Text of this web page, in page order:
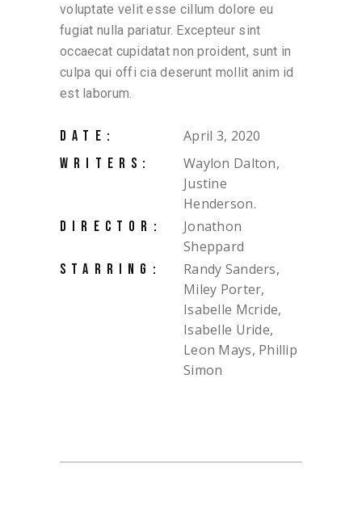
voluptate velit esse cillum dolore eu
fugiat nulla pariatur. Excepteur sint
occaecat cupidatat non proident, sunt in
culpa qui offi cia deserunt mollit anim id
est laborum.
DATE: April 3, 2020
WRITERS:
Waylon Dalton,
Justine
Henderson.
DIRECTOR:
Jonathon
Sheppard
STARRING:
Randy Sanders,
Miley Porter,
Isabelle Mcride,
Isabelle Uride,
Leon Mays, Phillip
Simon